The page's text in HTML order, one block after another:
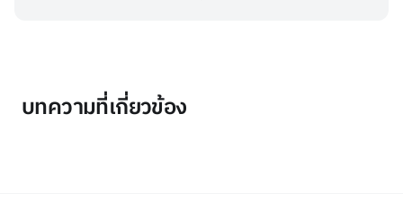
บทความที่เกี่ยวข้อง